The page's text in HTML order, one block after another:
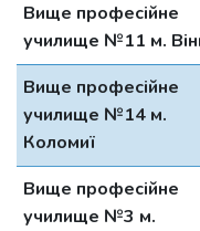
Вище професійне
училище №11 м.
Вище професійне
училище №14 м.
Коломиї
Вище професійне
училище №3 м.